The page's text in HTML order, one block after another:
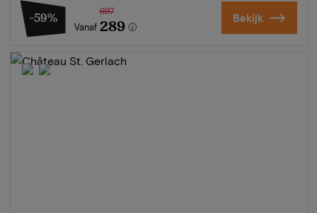
-59%
Vanaf
697
289 Bekijk